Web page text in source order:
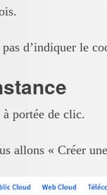
d’indiquer le
portée de clic.
allons « Créer